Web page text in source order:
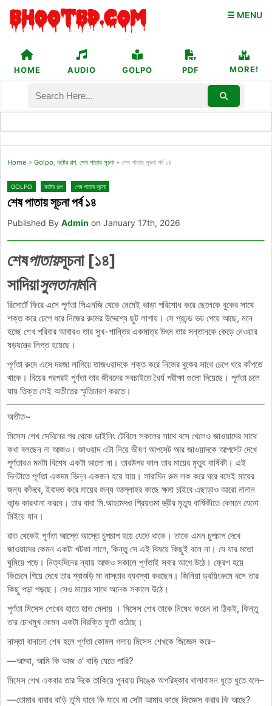
☰ MENU
HOME AUDIO GOLPO PDF MORE!
Home » Golpo, কষ্টের গল্প, শেষ পাতায় সূচনা » শেষ পাতায় সূচনা পর্ব ১৪
GOLPO কষ্টের গল্প শেষ পাতায় সূচনা
শেষ পাতায় সূচনা পর্ব ১৪
Published By Admin on January 17th, 2026
শেষপাতায়সূচনা [১৪]
সাদিয়াসুলতানামনি
রিসোর্টে ফিরে এসে পূর্ণতা সিএনজি থেকে নেমেই ভাড়া পরিশোধ করে ছেলেকে বুকের সাথে
শক্ত করে চেপে ধরে নিজের রুমের উদ্দেশ্যে ছুট লাগায়। সে প্রচন্ড ভয় পেয়ে আছে, মনে
হচ্ছে শেখ পরিবার আবারও তার সুখ-শান্তির একমাত্র উৎস তার সন্তানকে কেড়ে নেওয়ার
ষড়যন্ত্রে লিপ্ত হয়েছে।
পূর্ণতা রুমে এসে দরজা লাগিয়ে তাজওয়াদকে শক্ত করে নিজের বুকের সাথে চেপে ধরে কাঁপতে
থাকে। বিয়ের পরপরই পূর্ণতা তার জীবনের সবচাইতে ধৈর্য পরীক্ষা গুলো দিয়েছে। পূর্ণতা চলে
যায় তিক্ত সেই অতীতের স্মৃতিচারণ করতে।
অতীত~
মিসেস শেখ সেদিনের পর থেকে ডাইনিং টেবিলে সকলের সাথে বসে খেলেও জাওয়াদের সাথে
কথা বলছেন না আজও। জাওয়াদ এটা নিয়ে ভীষণ আপসেট আর জাওয়াদকে আপসেট দেখে
পূর্ণতারও মনটা বিশেষ একটা ভালো না। তারউপর কাল তার মায়ের মৃত্যু বার্ষিকী। এই
দিনটাতে পূর্ণতা একদম ভিন্ন একজন হয়ে যায়। সারাদিন রুম লক করে ঘরে বসেই মায়ের
জন্য কাঁদবে, ইবাদত করে মায়ের জন্য আল্লাহর কাছে ক্ষমা চাইবে এছাড়াও আরো নানান
কান্ড কারখানা করবে। তার বাবা মি.আহমেদও প্রিয়তমা স্ত্রীর মৃত্যু বার্ষিকীতে কেমনে যেনো
মিইয়ে যান।
রাত থেকেই পূর্ণতা আস্তে আস্তে চুপচাপ হয়ে যেতে থাকে। তাকে এমন চুপচাপ দেখে
জাওয়াদের কেমন একটা খটকা লাগে, কিন্তু সে এই বিষয়ে কিছুই বলে না। যে যার মতো
ঘুমিয়ে পড়ে। নিত্যদিনের ন্যায় আজও সকালে পূর্ণতাই সবার আগে উঠে। ফ্রেশ হয়ে
কিচেনে গিয়ে দেখে তার শ্বাশুড়ি মা নাস্তার ব্যবস্থা করছেন। জিনিয়া ড্রয়িংরুমে বসে তার
কিছু পড়া পড়ছে। সেও মায়ের সাথে অনেক সকালে উঠে।
পূর্ণতা মিসেস শেখের হাতে হাত মেলায় । মিসেস শেখ তাকে নিষেধ করেন না ঠিকই, কিন্তু
তার চোখমুখ কেমন একটা বিরক্তি ফুটে ওঠেছে।
নাস্তা বানানো শেষ হলে পূর্ণতা কোমল গলায় মিসেস শেখকে জিজ্ঞেস করে–
—আম্মা, আমি কি আজ ও’ বাড়ি যেতে পারি?
মিসেস শেখ একবার তার দিকে তাকিয়ে পুনরায় সিঙ্কে অপরিষ্কার থালাবাসন ধুতে ধুতে বলে–
—তোমার বাবার বাড়ি তুমি যাবে কি যাবে না সেটা আমার কাছে জিজ্ঞেস করার কি আছে?